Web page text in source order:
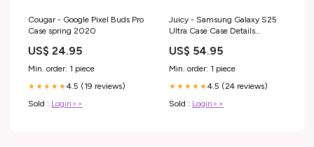
Cougar - Google Pixel Buds Pro
Case spring 2020
US$ 24.95
Min. order: 1 piece
★★★★★4.5 (19 reviews)
Sold : Login>>
Juicy - Samsung Galaxy S25
Ultra Case Case Details
US$ 54.95
Min. order: 1 piece
★★★★★4.5 (24 reviews)
Sold : Login>>